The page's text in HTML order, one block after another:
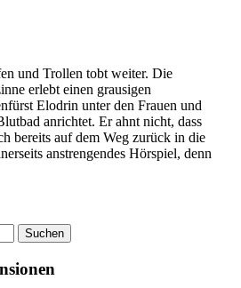
und Trollen tobt weiter. Die
erlebt einen grausigen
Elodrin unter den Frauen und
anrichtet. Er ahnt nicht, dass
bereits auf dem Weg zurück in die
anstrengendes Hörspiel, denn